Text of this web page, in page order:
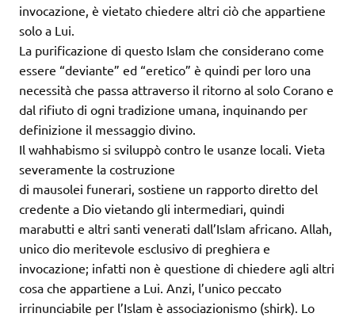
invocazione, è vietato chiedere altri ciò che appartiene
solo a Lui.
La purificazione di questo Islam che considerano come
essere “deviante” ed “eretico” è quindi per loro una
necessità che passa attraverso il ritorno al solo Corano e
dal rifiuto di ogni tradizione umana, inquinando per
definizione il messaggio divino.
Il wahhabismo si sviluppò contro le usanze locali. Vieta
severamente la costruzione
di mausolei funerari, sostiene un rapporto diretto del
credente a Dio vietando gli intermediari, quindi
marabutti e altri santi venerati dall’Islam africano. Allah,
unico dio meritevole esclusivo di preghiera e
invocazione; infatti non è questione di chiedere agli altri
cosa che appartiene a Lui. Anzi, l’unico peccato
irrinunciabile per l’Islam è associazionismo (shirk). Lo